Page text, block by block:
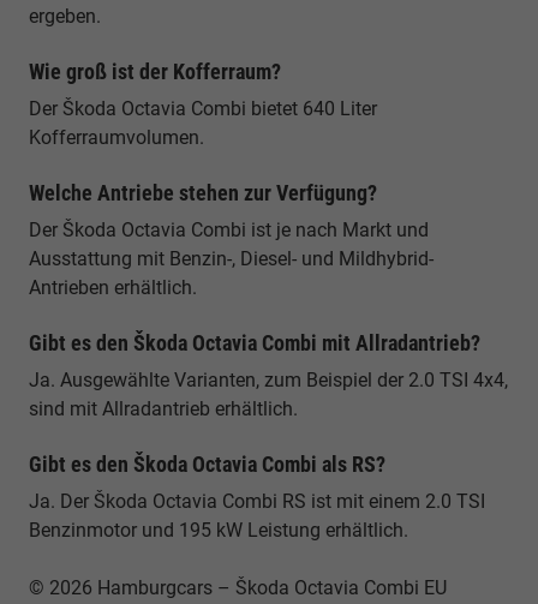
ergeben.
Wie groß ist der Kofferraum?
Der Škoda Octavia Combi bietet 640 Liter
Kofferraumvolumen.
Welche Antriebe stehen zur Verfügung?
Der Škoda Octavia Combi ist je nach Markt und
Ausstattung mit Benzin-, Diesel- und Mildhybrid-
Antrieben erhältlich.
Gibt es den Škoda Octavia Combi mit Allradantrieb?
Ja. Ausgewählte Varianten, zum Beispiel der 2.0 TSI 4x4,
sind mit Allradantrieb erhältlich.
Gibt es den Škoda Octavia Combi als RS?
Ja. Der Škoda Octavia Combi RS ist mit einem 2.0 TSI
Benzinmotor und 195 kW Leistung erhältlich.
© 2026 Hamburgcars – Škoda Octavia Combi EU